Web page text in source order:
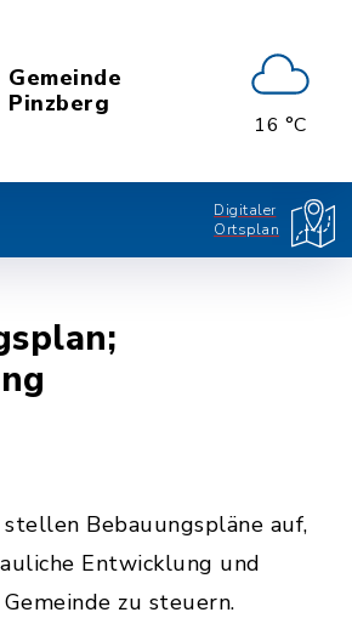
Gemeinde
Pinzberg
16 °C
Digitaler
Ortsplan
stellen Bebauungspläne auf,
Entwicklung und
zu steuern.